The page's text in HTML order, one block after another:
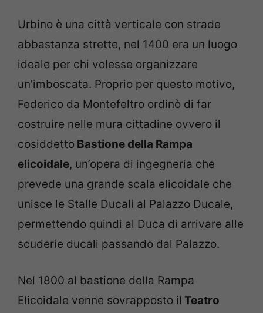
Urbino è una città verticale con strade
abbastanza strette, nel 1400 era un luogo
ideale per chi volesse organizzare
un’imboscata. Proprio per questo motivo,
Federico da Montefeltro ordinò di far
costruire nelle mura cittadine ovvero il
cosiddetto Bastione della Rampa
elicoidale, un’opera di ingegneria che
prevede una grande scala elicoidale che
unisce le Stalle Ducali al Palazzo Ducale,
permettendo quindi al Duca di arrivare alle
scuderie ducali passando dal Palazzo.
Nel 1800 al bastione della Rampa
Elicoidale venne sovrapposto il Teatro